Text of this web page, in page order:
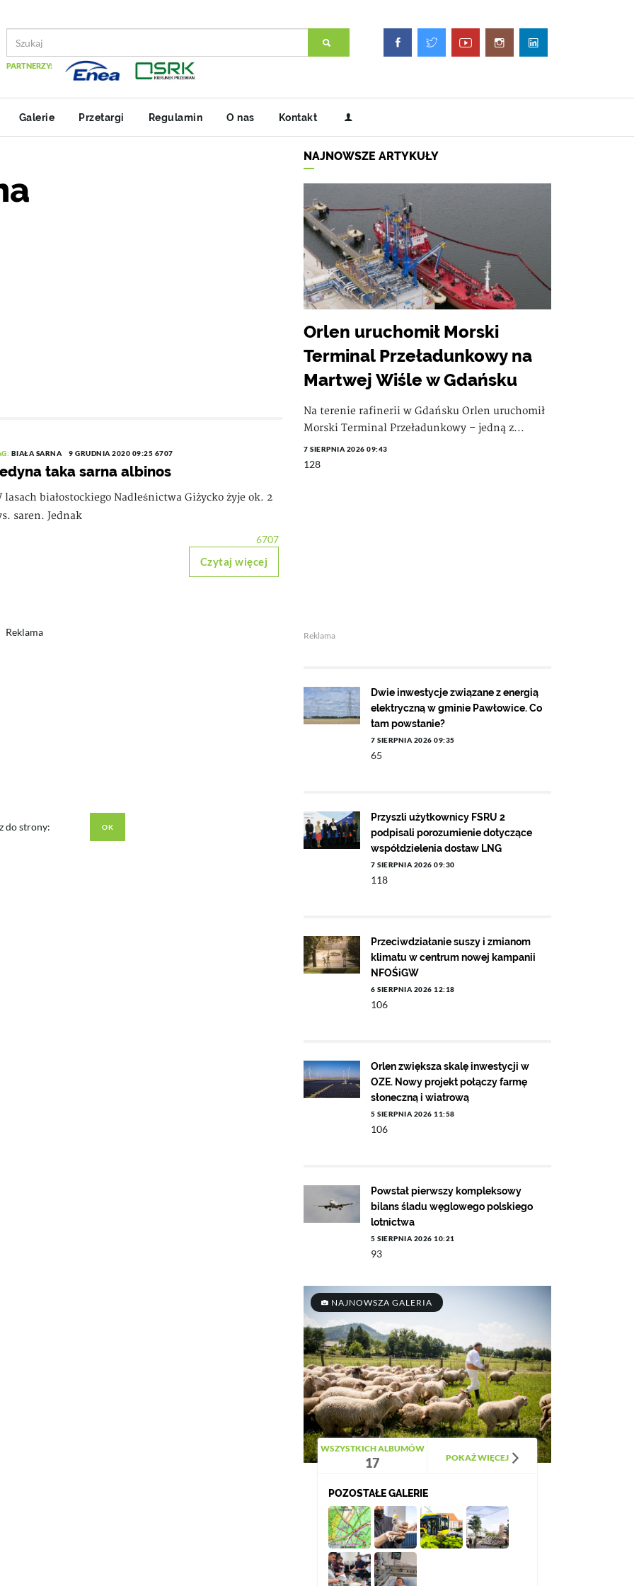
PARTNERZY:
Galerie Przetargi Regulamin O nas Kontakt
BIAŁA SARNA 9 GRUDNIA 2020 09:25 6707
taka sarna albinos
lasach białostockiego Nadleśnictwa Giżycko żyje ok. 2
saren. Jednak
6707
Czytaj więcej
Reklama
do strony:
NAJNOWSZE ARTYKUŁY
Orlen uruchomił Morski
Terminal Przeładunkowy na
Martwej Wiśle w Gdańsku
Na terenie rafinerii w Gdańsku Orlen uruchomił
Morski Terminal Przeładunkowy – jedną z...
7 SIERPNIA 2026 09:43
128
Reklama
Dwie inwestycje związane z energią
elektryczną w gminie Pawłowice. Co
tam powstanie?
7 SIERPNIA 2026 09:35
65
Przyszli użytkownicy FSRU 2
podpisali porozumienie dotyczące
współdzielenia dostaw LNG
7 SIERPNIA 2026 09:30
118
Przeciwdziałanie suszy i zmianom
klimatu w centrum nowej kampanii
NFOŚiGW
6 SIERPNIA 2026 12:18
106
Orlen zwiększa skalę inwestycji w
OZE. Nowy projekt połączy farmę
słoneczną i wiatrową
5 SIERPNIA 2026 11:58
106
Powstał pierwszy kompleksowy
bilans śladu węglowego polskiego
lotnictwa
5 SIERPNIA 2026 10:21
93
NAJNOWSZA GALERIA
WSZYSTKICH ALBUMÓW
17 POKAŻ WIĘCEJ
POZOSTAŁE GALERIE